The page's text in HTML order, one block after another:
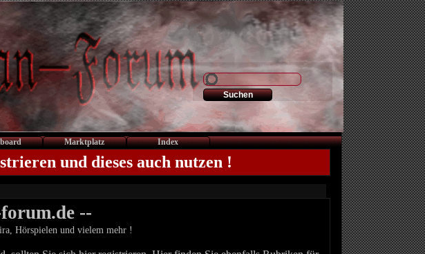
Marktplatz Index
und dieses auch nutzen !
--
Hörspielen und vielem mehr !